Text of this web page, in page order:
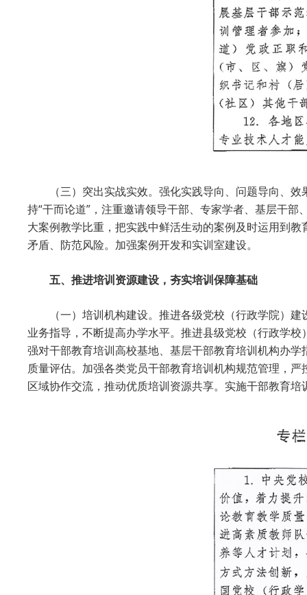
（三）突出实战实效。强化实践导向、问题导向、
持“干而论道”，注重邀请领导干部、专家学者、基层干
大案例教学比重，把实践中鲜活生动的案例及时运用到
矛盾、防范风险。加强案例开发和实训室建设。
五、推进培训资源建设，夯实培训保障基础
（一）培训机构建设。推进各级党校（行政学院）
业务指导，不断提高办学水平。推进县级党校（行政学
强对干部教育培训高校基地、基层干部教育培训机构办
质量评估。加强各类党员干部教育培训机构规范管理，
区域协作交流，推动优质培训资源共享。实施干部教育